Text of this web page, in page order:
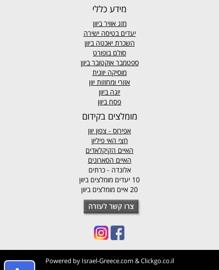
מידע כללי
מזג אווירביוון
יעדים בטיסה ישירה
השכרת יאכטה ביוון
סולם בופורט
ספטמבר אוקטובר ביוון
מוסיקה יוונית
אזורי ומחוזות יוון
יוגה ביוון
פסח ביוון
מומלצים בקידום
אפירוס - צפון יוון
חצי האי פיליון
האיים הקיקלאדים
האיים הסארונים
אלונדה - כרתים
10 יעדים מומלצים ביוון
20 איים מומלצים ביוון
Powered by Israel-Greece.com &Clickgo.co.il